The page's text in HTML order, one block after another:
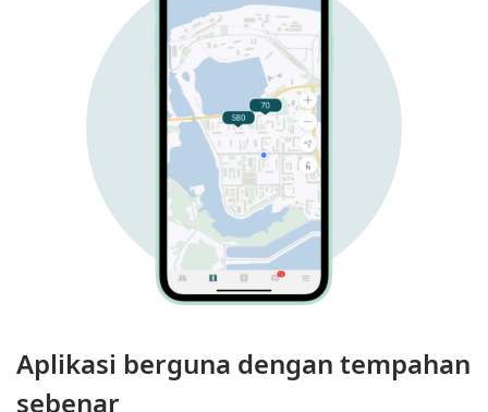
Aplikasi berguna dengan tempahan
sebenar